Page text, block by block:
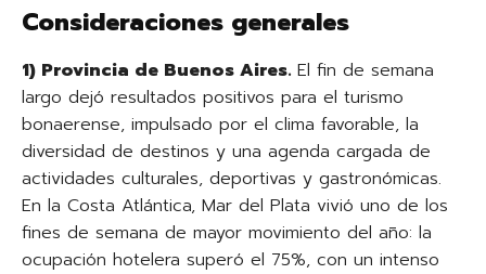
Consideraciones generales
1) Provincia de Buenos Aires. El fin de semana
largo dejó resultados positivos para el turismo
bonaerense, impulsado por el clima favorable, la
diversidad de destinos y una agenda cargada de
actividades culturales, deportivas y gastronómicas.
En la Costa Atlántica, Mar del Plata vivió uno de los
fines de semana de mayor movimiento del año: la
ocupación hotelera superó el 75%, con un intenso